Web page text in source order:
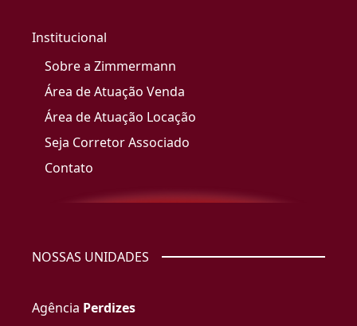
Institucional
Sobre a Zimmermann
Área de Atuação Venda
Área de Atuação Locação
Seja Corretor Associado
Contato
NOSSAS UNIDADES
Agência Perdizes